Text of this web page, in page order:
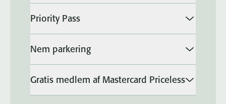
Priority Pass
Nem parkering
Gratis medlem af Mastercard Priceless